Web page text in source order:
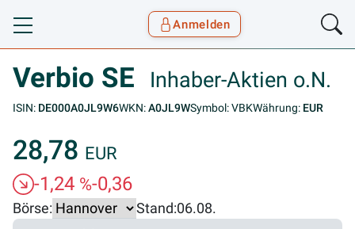
Toggle navigation
Anmelden
Verbio SE Inhaber-Aktien o.N.
ISIN: DE000A0JL9W6WKN:A0JL9WSymbol: VBKWährung: EUR
28,78 EUR
-1,24 %-0,36
Börse: Stand:06.08.